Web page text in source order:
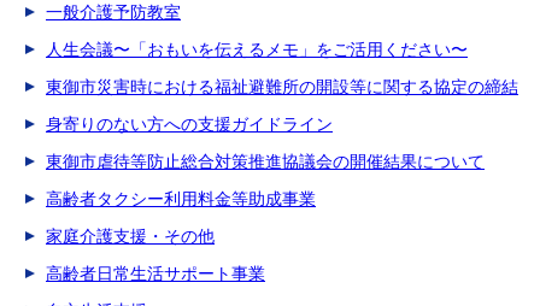
一般介護予防教室
人生会議〜「おもいを伝えるメモ」をご活用ください〜
東御市災害時における福祉避難所の開設等に関する協定の締結
身寄りのない方への支援ガイドライン
東御市虐待等防止総合対策推進協議会の開催結果について
高齢者タクシー利用料金等助成事業
家庭介護支援・その他
高齢者日常生活サポート事業